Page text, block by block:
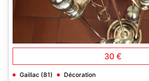
30 €
Gaillac (81) Décoration